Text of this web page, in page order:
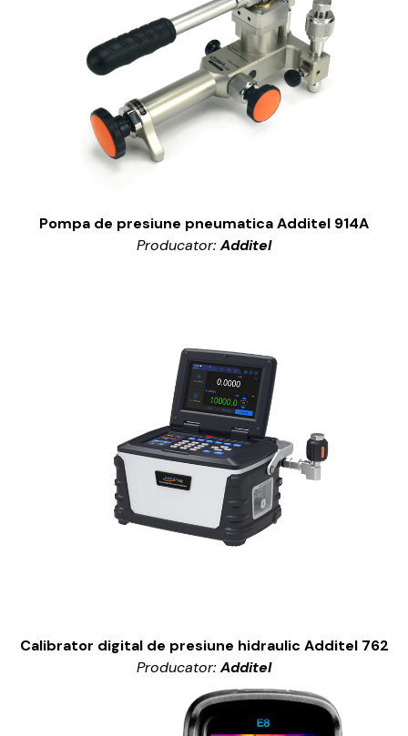
Pompa de presiune pneumatica Additel 914A
Producator:Additel
Calibrator digital de presiune hidraulic Additel 762
Producator:Additel